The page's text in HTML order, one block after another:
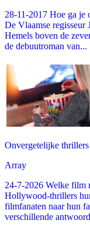
28-11-2017 Hoe ga je
De Vlaamse
Hemels boven de
de debuutroman van...
Onvergetelijke
Array
24-7-2026 Welke film
Hollywood-thrillers
filmfanaten naar hun
verschillende